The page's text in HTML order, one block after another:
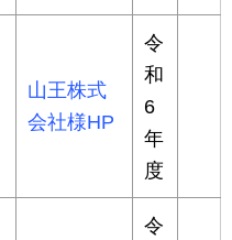
山王株式
会社様HP
令
和
6
年
度
令